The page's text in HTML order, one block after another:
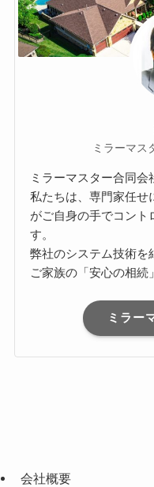
ミラーマス
ミラーマスター合同会
私たちは、専門家任せ
がご自身の手でコント
す。
弊社のシステム技術を
ご家族の「安心の相続
ミラー
会社概要